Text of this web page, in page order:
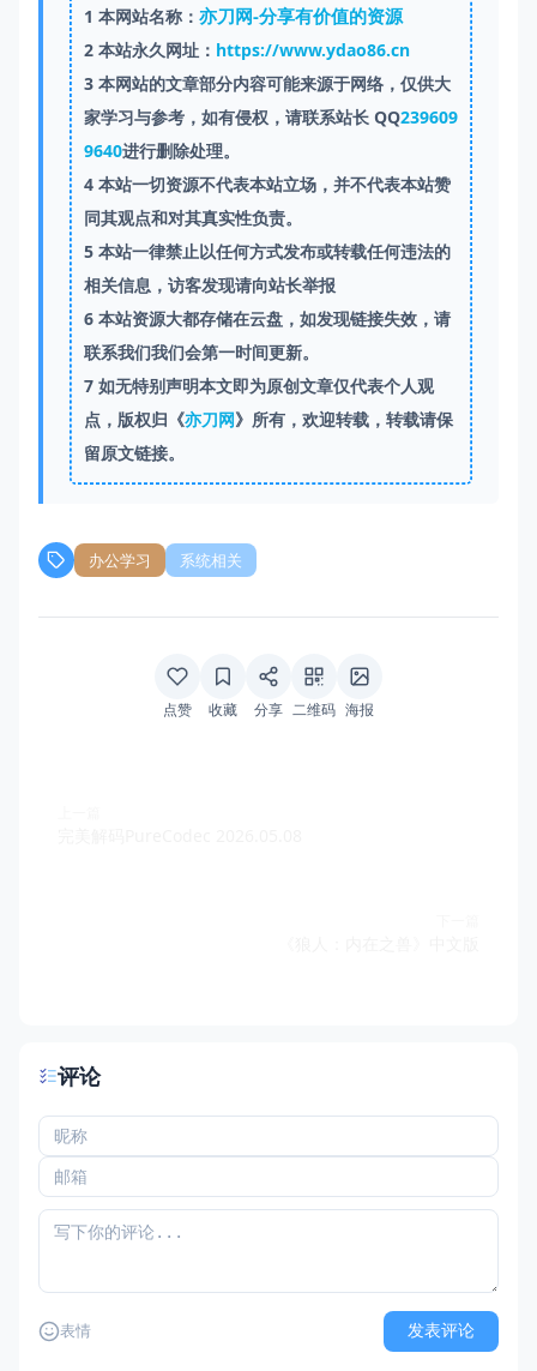
1 本网站名称： 亦刀网-分享有价值的资源
2本站永久网址： https://www.ydao86.cn
3本网站的文章部分内容可能来源于网络，仅供大
家学习与参考，如有侵权，请联系站长 QQ239609
9640进行删除处理。
4本站一切资源不代表本站立场，并不代表本站赞
同其观点和对其真实性负责。
5本站一律禁止以任何方式发布或转载任何违法的
相关信息，访客发现请向站长举报
6本站资源大都存储在云盘，如发现链接失效，请
联系我们我们会第一时间更新。
7如无特别声明本文即为原创文章仅代表个人观
点，版权归《亦刀网》所有，欢迎转载，转载请保
留原文链接。
办公学习 系统相关
点赞 收藏 分享 二维码 海报
评论
表情 发表评论